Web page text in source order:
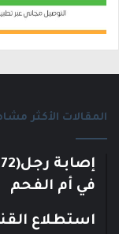
المقالات الأكثر
في أم الفحم